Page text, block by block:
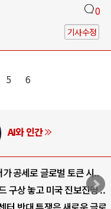
0
기사수정
5 6